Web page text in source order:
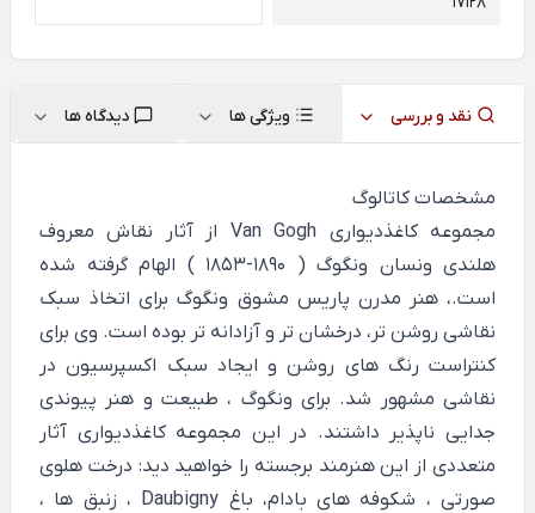
نقد و بررسی ویژگی ها دیدگاه ها
مشخصات کاتالوگ
مجموعه کاغذدیواری Van Gogh از آثار نقاش معروف
هلندی ونسان ونگوگ ( 1890-1853 ) الهام گرفته شده
است.، هنر مدرن پاریس مشوق ونگوگ برای اتخاذ سبک
نقاشی روشن تر، درخشان تر و آزادانه تر بوده است. وی برای
کنتراست رنگ های روشن و ایجاد سبک اکسپرسیون در
نقاشی مشهور شد. برای ونگوگ ، طبیعت و هنر پیوندی
جدایی ناپذیر داشتند. در این مجموعه کاغذدیواری آثار
متعددی از این هنرمند برجسته را خواهید دید: درخت هلوی
صورتی ، شکوفه های بادام، باغ Daubigny ، زنبق ها ،